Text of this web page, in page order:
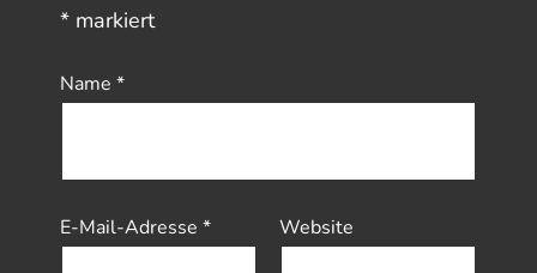
* markiert
Name*
E-Mail-Adresse* Website